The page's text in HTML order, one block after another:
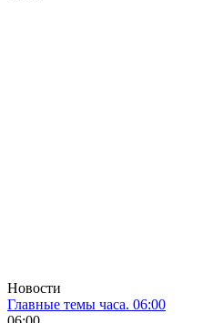
Новости
Главные темы часа. 06:00